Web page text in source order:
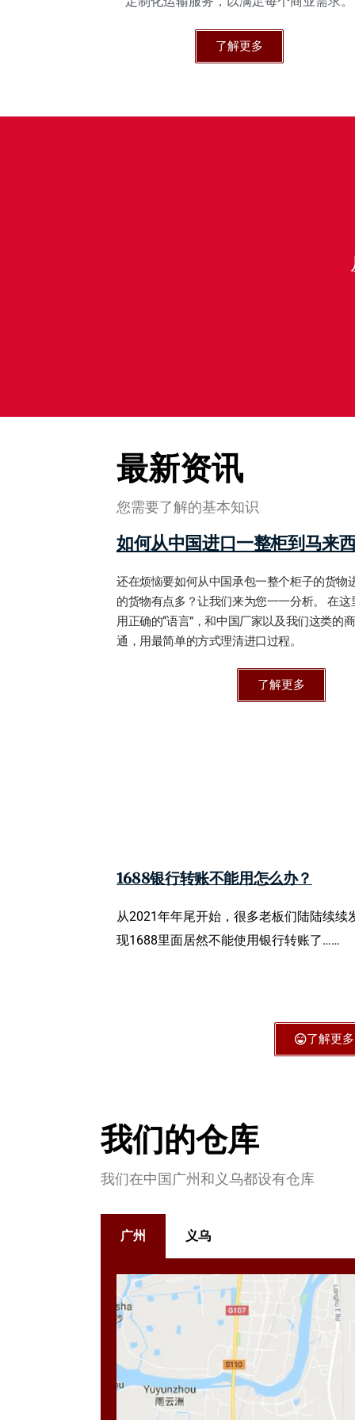
了解更多
最新资讯
您需要了解的基本知识
如何从中国进口一整柜到马来
还在烦恼要如何从中国承包一整个柜子的货物
的货物有点多？让我们来为您一一分析。 在
用正确的“语言”，和中国厂家以及我们这类的
通，用最简单的方式理清进口过程。
了解更多
1688银行转账不能用怎么办？
从2021年年尾开始，很多老板们陆陆续续
现1688里面居然不能使用银行转账了……
了解更多
我们的仓库
我们在中国广州和义乌都设有仓库
广州 义乌